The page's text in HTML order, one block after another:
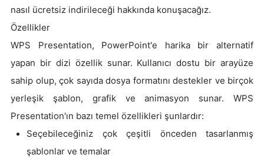
nasıl ücretsiz indirileceği hakkında konuşacağız.
Özellikler
WPS Presentation, PowerPoint'e harika bir alternatif
yapan bir dizi özellik sunar. Kullanıcı dostu bir arayüze
sahip olup, çok sayıda dosya formatını destekler ve birçok
yerleşik şablon, grafik ve animasyon sunar. WPS
Presentation'ın bazı temel özellikleri şunlardır:
Seçebileceğiniz çok çeşitli önceden tasarlanmış
şablonlar ve temalar